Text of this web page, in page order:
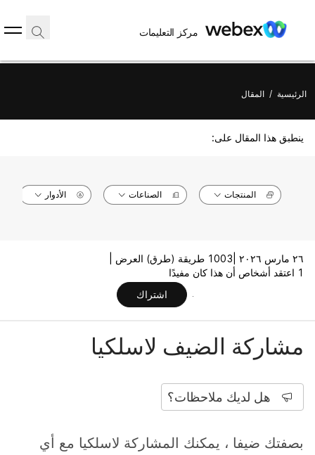
مركز التعليمات
الرئيسية / المقال
ينطبق هذا المقال على:
المنتجات الصناعات الأدوار
٢٦ مارس ٢٠٢٦ |
1003 طريقة (طرق) العرض |
1 اعتقد أشخاص أن هذا كان مفيدًا
اشتراك
مشاركة الضيف لاسلكيا
هل لديك ملاحظات؟
بصفتك ضيفا ، يمكنك المشاركة لاسلكيا مع أي